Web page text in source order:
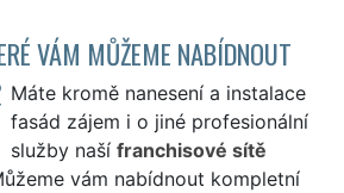
VÁM MŮŽEME NABÍDNOUT
Máte kromě nanesení a instalace
fasád zájem i o jiné profesionální
služby naší franchisové sítě
vám nabídnout kompletní